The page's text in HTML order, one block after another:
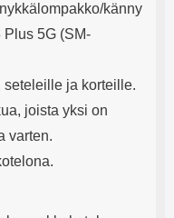
känny
Plus 5G (SM-
ja korteille.
joista yksi on
varten.